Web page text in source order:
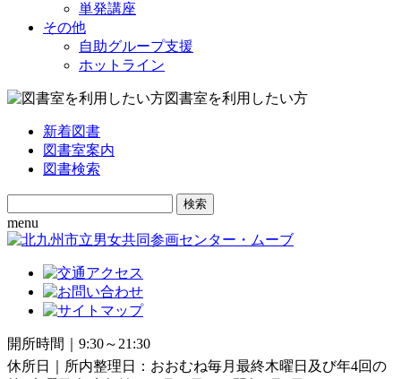
単発講座
その他
自助グループ支援
ホットライン
図書室を利用したい方
新着図書
図書室案内
図書検索
Search
for:
menu
開所時間｜9:30～21:30
休所日｜所内整理日：おおむね毎月最終木曜日及び年4回の